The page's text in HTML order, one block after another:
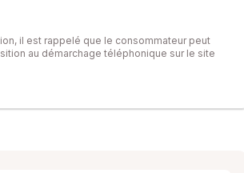
il est rappelé que le consommateur peut
au démarchage téléphonique sur le site